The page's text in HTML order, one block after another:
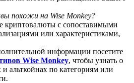
500,000 USDT
Carnival
33,333 USDT Bonus
похожи на Wise Monkey?
криптовалюты с сопоставимыми
или характеристиками,
информации посетите
Wise Monkey, чтобы узнать о
альткойнах по категориям или